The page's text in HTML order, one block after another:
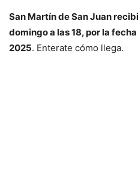
San Martín de San Juan
domingo a las 18, por la
2025. Enterate cómo llega.